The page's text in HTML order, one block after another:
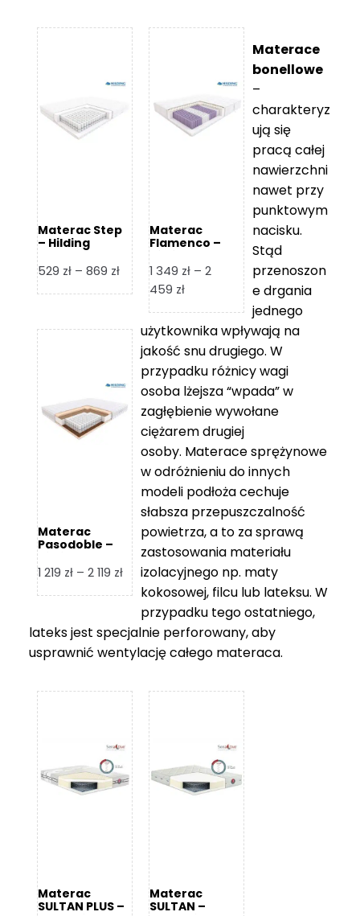
Materac Step
– Hilding
529 zł – 869 złZakres
cen:
529 zł
do
869 zł
Materac
Flamenco –
1 349 zł – 2
459 złZakres
od
1
349 zł
2
459 zł
Materac
Pasodoble –
1 219 zł – 2 119 złZakres
cen:
1
219 zł
do
119 zł
Materace
bonellowe
–
charakteryz
ują się
pracą całej
nawierzchni
nawet przy
punktowym
nacisku.
Stąd
przenoszon
e drgania
jednego
użytkownika wpływają na
jakość snu drugiego. W
przypadku różnicy wagi
osoba lżejsza “wpada” w
zagłębienie wywołane
ciężarem drugiej
osoby. Materace sprężynowe
w odróżnieniu do innych
modeli podłoża cechuje
słabsza przepuszczalność
powietrza, a to za sprawą
zastosowania materiału
izolacyjnego np. maty
kokosowej, filcu lub lateksu. W
przypadku tego ostatniego,
lateks jest specjalnie perforowany, aby
usprawnić wentylację całego materaca.
Materac
SULTAN PLUS –
Materac
SULTAN –